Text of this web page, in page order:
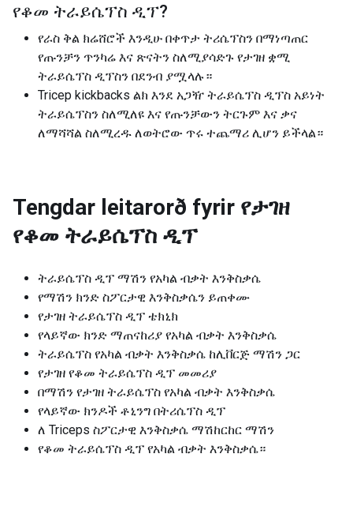
የቆመ ትራይሴፕስ ዲፕ?
የራስ ቅል ክሬሸሮች እንዲሁ በቀጥታ ትሪሴፕስን በማነጣጠር
የጡንቻን ጥንካሬ እና ጽናትን ስለሚያሳድጉ የታገዘ ቋሚ
ትራይሴፕስ ዲፕስን በደንብ ያሟላሉ።
Tricep kickbacks ልክ እንደ አጋዥ ትራይሴፕስ ዲፕስ አይነት
ትራይሴፕስን ስለሚለዩ እና የጡንቻውን ትርጉም እና ቃና
ለማሻሻል ስለሚረዱ ለወትሮው ጥሩ ተጨማሪ ሊሆን ይችላል።
Tengdar leitarorð fyrir የታገዘ
የቆመ ትራይሴፕስ ዲፕ
ትራይሴፕስ ዲፕ ማሽን የአካል ብቃት እንቅስቃሴ
የማሽን ክንድ ስፖርታዊ እንቅስቃሴን ይጠቀሙ
የታገዘ ትራይሴፕስ ዲፕ ቴክኒክ
የላይኛው ክንድ ማጠናከሪያ የአካል ብቃት እንቅስቃሴ
ትራይሴፕስ የአካል ብቃት እንቅስቃሴ ከሊቨርጅ ማሽን ጋር
የታገዘ የቆመ ትራይሴፕስ ዲፕ መመሪያ
በማሽን የታገዘ ትራይሴፕስ የአካል ብቃት እንቅስቃሴ
የላይኛው ክንዶች ቶኒንግ በትሪሴፕስ ዲፕ
ለ Triceps ስፖርታዊ እንቅስቃሴ ማሽከርከር ማሽን
የቆመ ትራይሴፕስ ዲፕ የአካል ብቃት እንቅስቃሴ።